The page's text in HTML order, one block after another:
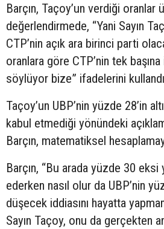
Barçın, Taçoy’un verdiği oranlar
değerlendirmede, “Yani Sayın
CTP’nin açık ara birinci parti
oranlara göre CTP’nin tek başına
söylüyor bize” ifadelerini
Taçoy’un UBP’nin yüzde 28’in
kabul etmediği yönündeki
Barçın, matematiksel
Barçın, “Bu arada yüzde 30
ederken nasıl olur da UBP’nin
düşecek iddiasını hayatta
Sayın Taçoy, onu da gerçekten